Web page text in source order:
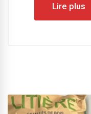
Lire plus